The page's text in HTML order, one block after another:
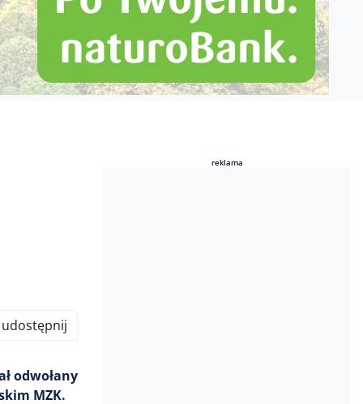
udostępnij
odwołany
MZK.
reklama
reklama